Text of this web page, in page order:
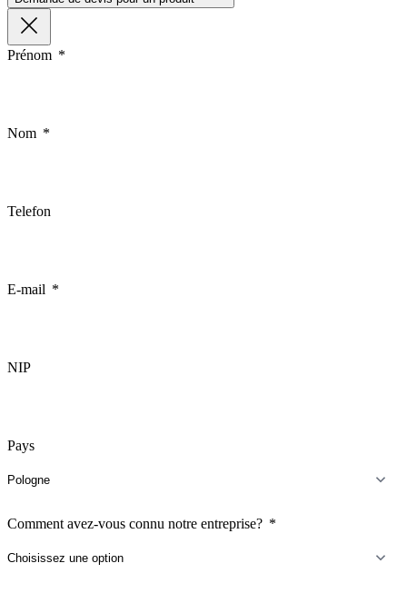
Prénom
Nom
Telefon
E-mail
NIP
Pays
Comment avez-vous connu notre entreprise?